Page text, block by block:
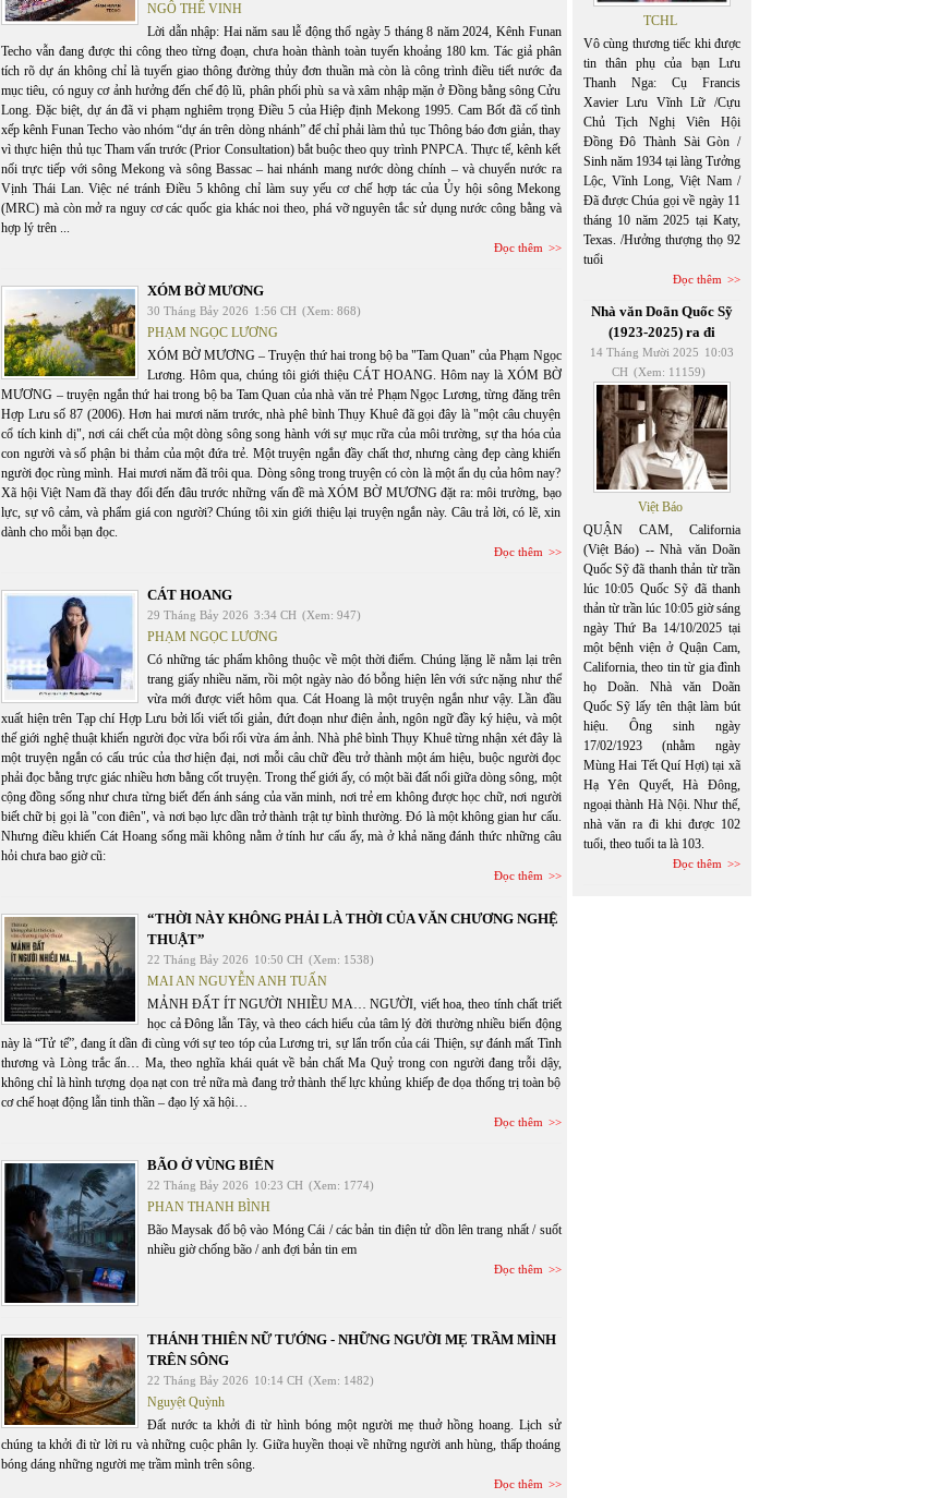
NGÔ THẾ VINH
Lời dẫn nhập: Hai năm sau lễ động thổ ngày 5 tháng 8 năm 2024, Kênh Funan
Techo vẫn đang được thi công theo từng đoạn, chưa hoàn thành toàn tuyến khoảng 180 km. Tác giả phân
tích rõ dự án không chỉ là tuyến giao thông đường thủy đơn thuần mà còn là công trình điều tiết nước đa
mục tiêu, có nguy cơ ảnh hưởng đến chế độ lũ, phân phối phù sa và xâm nhập mặn ở Đồng bằng sông Cửu
Long. Đặc biệt, dự án đã vi phạm nghiêm trọng Điều 5 của Hiệp định Mekong 1995. Cam Bốt đã cố tình
xếp kênh Funan Techo vào nhóm “dự án trên dòng nhánh” để chỉ phải làm thủ tục Thông báo đơn giản, thay
vì thực hiện thủ tục Tham vấn trước (Prior Consultation) bắt buộc theo quy trình PNPCA. Thực tế, kênh kết
nối trực tiếp với sông Mekong và sông Bassac – hai nhánh mang nước dòng chính – và chuyển nước ra
Vịnh Thái Lan. Việc né tránh Điều 5 không chỉ làm suy yếu cơ chế hợp tác của Ủy hội sông Mekong
(MRC) mà còn mở ra nguy cơ các quốc gia khác noi theo, phá vỡ nguyên tắc sử dụng nước công bằng và
hợp lý trên ...
Đọc thêm
XÓM BỜ MƯƠNG
30 Tháng Bảy 2026 1:56 CH (Xem: 868)
PHẠM NGỌC LƯƠNG
XÓM BỜ MƯƠNG – Truyện thứ hai trong bộ ba "Tam Quan" của Phạm Ngọc
Lương. Hôm qua, chúng tôi giới thiệu CÁT HOANG. Hôm nay là XÓM BỜ
MƯƠNG – truyện ngắn thứ hai trong bộ ba Tam Quan của nhà văn trẻ Phạm Ngọc Lương, từng đăng trên
Hợp Lưu số 87 (2006). Hơn hai mươi năm trước, nhà phê bình Thụy Khuê đã gọi đây là "một câu chuyện
cổ tích kinh dị", nơi cái chết của một dòng sông song hành với sự mục rữa của môi trường, sự tha hóa của
con người và số phận bi thảm của một đứa trẻ. Một truyện ngắn đầy chất thơ, nhưng càng đẹp càng khiến
người đọc rùng mình. Hai mươi năm đã trôi qua. Dòng sông trong truyện có còn là một ẩn dụ của hôm nay?
Xã hội Việt Nam đã thay đổi đến đâu trước những vấn đề mà XÓM BỜ MƯƠNG đặt ra: môi trường, bạo
lực, sự vô cảm, và phẩm giá con người? Chúng tôi xin giới thiệu lại truyện ngắn này. Câu trả lời, có lẽ, xin
dành cho mỗi bạn đọc.
Đọc thêm
CÁT HOANG
29 Tháng Bảy 2026 3:34 CH (Xem: 947)
PHẠM NGỌC LƯƠNG
Có những tác phẩm không thuộc về một thời điểm. Chúng lặng lẽ nằm lại trên
trang giấy nhiều năm, rồi một ngày nào đó bỗng hiện lên với sức nặng như thể
vừa mới được viết hôm qua. Cát Hoang là một truyện ngắn như vậy. Lần đầu
xuất hiện trên Tạp chí Hợp Lưu bởi lối viết tối giản, đứt đoạn như điện ảnh, ngôn ngữ đầy ký hiệu, và một
thế giới nghệ thuật khiến người đọc vừa bối rối vừa ám ảnh. Nhà phê bình Thụy Khuê từng nhận xét đây là
một truyện ngắn có cấu trúc của thơ hiện đại, nơi mỗi câu chữ đều trở thành một ám hiệu, buộc người đọc
phải đọc bằng trực giác nhiều hơn bằng cốt truyện. Trong thế giới ấy, có một bãi đất nổi giữa dòng sông, một
cộng đồng sống như chưa từng biết đến ánh sáng của văn minh, nơi trẻ em không được học chữ, nơi người
biết chữ bị gọi là "con điên", và nơi bạo lực dần trở thành trật tự bình thường. Đó là một không gian hư cấu.
Nhưng điều khiến Cát Hoang sống mãi không nằm ở tính hư cấu ấy, mà ở khả năng đánh thức những câu
hỏi chưa bao giờ cũ:
Đọc thêm
“THỜI NÀY KHÔNG PHẢI LÀ THỜI CỦA VĂN CHƯƠNG NGHỆ
THUẬT”
22 Tháng Bảy 2026 10:50 CH (Xem: 1538)
MAI AN NGUYỄN ANH TUẤN
MẢNH ĐẤT ÍT NGƯỜI NHIỀU MA… NGƯỜI, viết hoa, theo tính chất triết
học cả Đông lẫn Tây, và theo cách hiểu của tâm lý đời thường nhiều biến động
này là “Tử tế”, đang ít dần đi cùng với sự teo tóp của Lương tri, sự lẩn trốn của cái Thiện, sự đánh mất Tình
thương và Lòng trắc ẩn… Ma, theo nghĩa khái quát về bản chất Ma Quỷ trong con người đang trỗi dậy,
không chỉ là hình tượng dọa nạt con trẻ nữa mà đang trở thành thế lực khủng khiếp đe dọa thống trị toàn bộ
cơ chế hoạt động lẫn tinh thần – đạo lý xã hội…
Đọc thêm
BÃO Ở VÙNG BIÊN
22 Tháng Bảy 2026 10:23 CH (Xem: 1774)
PHAN THANH BÌNH
Bão Maysak đổ bộ vào Móng Cái / các bản tin điện tử dồn lên trang nhất / suốt
nhiều giờ chống bão / anh đợi bản tin em
Đọc thêm
THÁNH THIÊN NỮ TƯỚNG - NHỮNG NGƯỜI MẸ TRẦM MÌNH
TRÊN SÔNG
22 Tháng Bảy 2026 10:14 CH (Xem: 1482)
Nguyệt Quỳnh
Đất nước ta khởi đi từ hình bóng một người mẹ thuở hồng hoang. Lịch sử
chúng ta khởi đi từ lời ru và những cuộc phân ly. Giữa huyền thoại về những người anh hùng, thấp thoáng
bóng dáng những người mẹ trầm mình trên sông.
Đọc thêm
TCHL
Vô cùng thương tiếc khi được
tin thân phụ của bạn Lưu
Thanh Nga: Cụ Francis
Xavier Lưu Vĩnh Lữ /Cựu
Chủ Tịch Nghị Viên Hội
Đồng Đô Thành Sài Gòn /
Sinh năm 1934 tại làng Tưởng
Lộc, Vĩnh Long, Việt Nam /
Đã được Chúa gọi về ngày 11
tháng 10 năm 2025 tại Katy,
Texas. /Hưởng thượng thọ 92
tuổi
Đọc thêm
Nhà văn Doãn Quốc Sỹ
(1923-2025) ra đi
14 Tháng Mười 2025 10:03
CH (Xem: 11159)
Việt Báo
QUẬN CAM, California
(Việt Báo) -- Nhà văn Doãn
Quốc Sỹ đã thanh thản từ trần
lúc 10:05 Quốc Sỹ đã thanh
thản từ trần lúc 10:05 giờ sáng
ngày Thứ Ba 14/10/2025 tại
một bệnh viện ở Quận Cam,
California, theo tin từ gia đình
họ Doãn. Nhà văn Doãn
Quốc Sỹ lấy tên thật làm bút
hiệu. Ông sinh ngày
17/02/1923 (nhằm ngày
Mùng Hai Tết Quí Hợi) tại xã
Hạ Yên Quyết, Hà Đông,
ngoại thành Hà Nội. Như thế,
nhà văn ra đi khi được 102
tuổi, theo tuổi ta là 103.
Đọc thêm